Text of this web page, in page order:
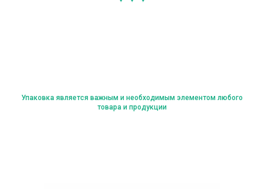
Упаковка является важным и необходимым элементом любого
товара и продукции